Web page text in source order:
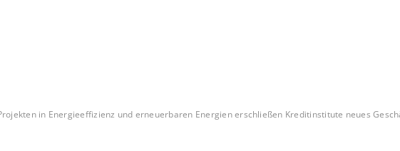
in Energieeffizienz und erneuerbaren Energien erschließen Kreditinstitute neues